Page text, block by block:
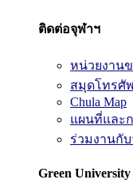
ติดต่อจุฬาฯ
หน่วยงาน
สมุดโทรศั
Chula Map
แผนที่และ
ร่วมงานกั
Green University